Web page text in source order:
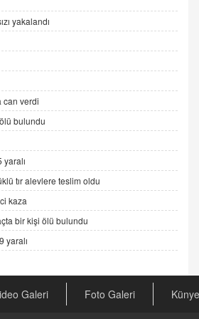
Yüzüne Vurulan Şamar:
ASLAN
Algı Ne? "Beraber Yürüyoruz"
Peşinden
Yolu
ÖZKALE
Dava Açmadan Önce
Başvuru Şartı
Suriye
yakalandı
can verdi
bulundu
tır alevlere teslim oldu
kaza
bir kişi ölü bulundu
yaralı
Galeri Foto Galeri Künye